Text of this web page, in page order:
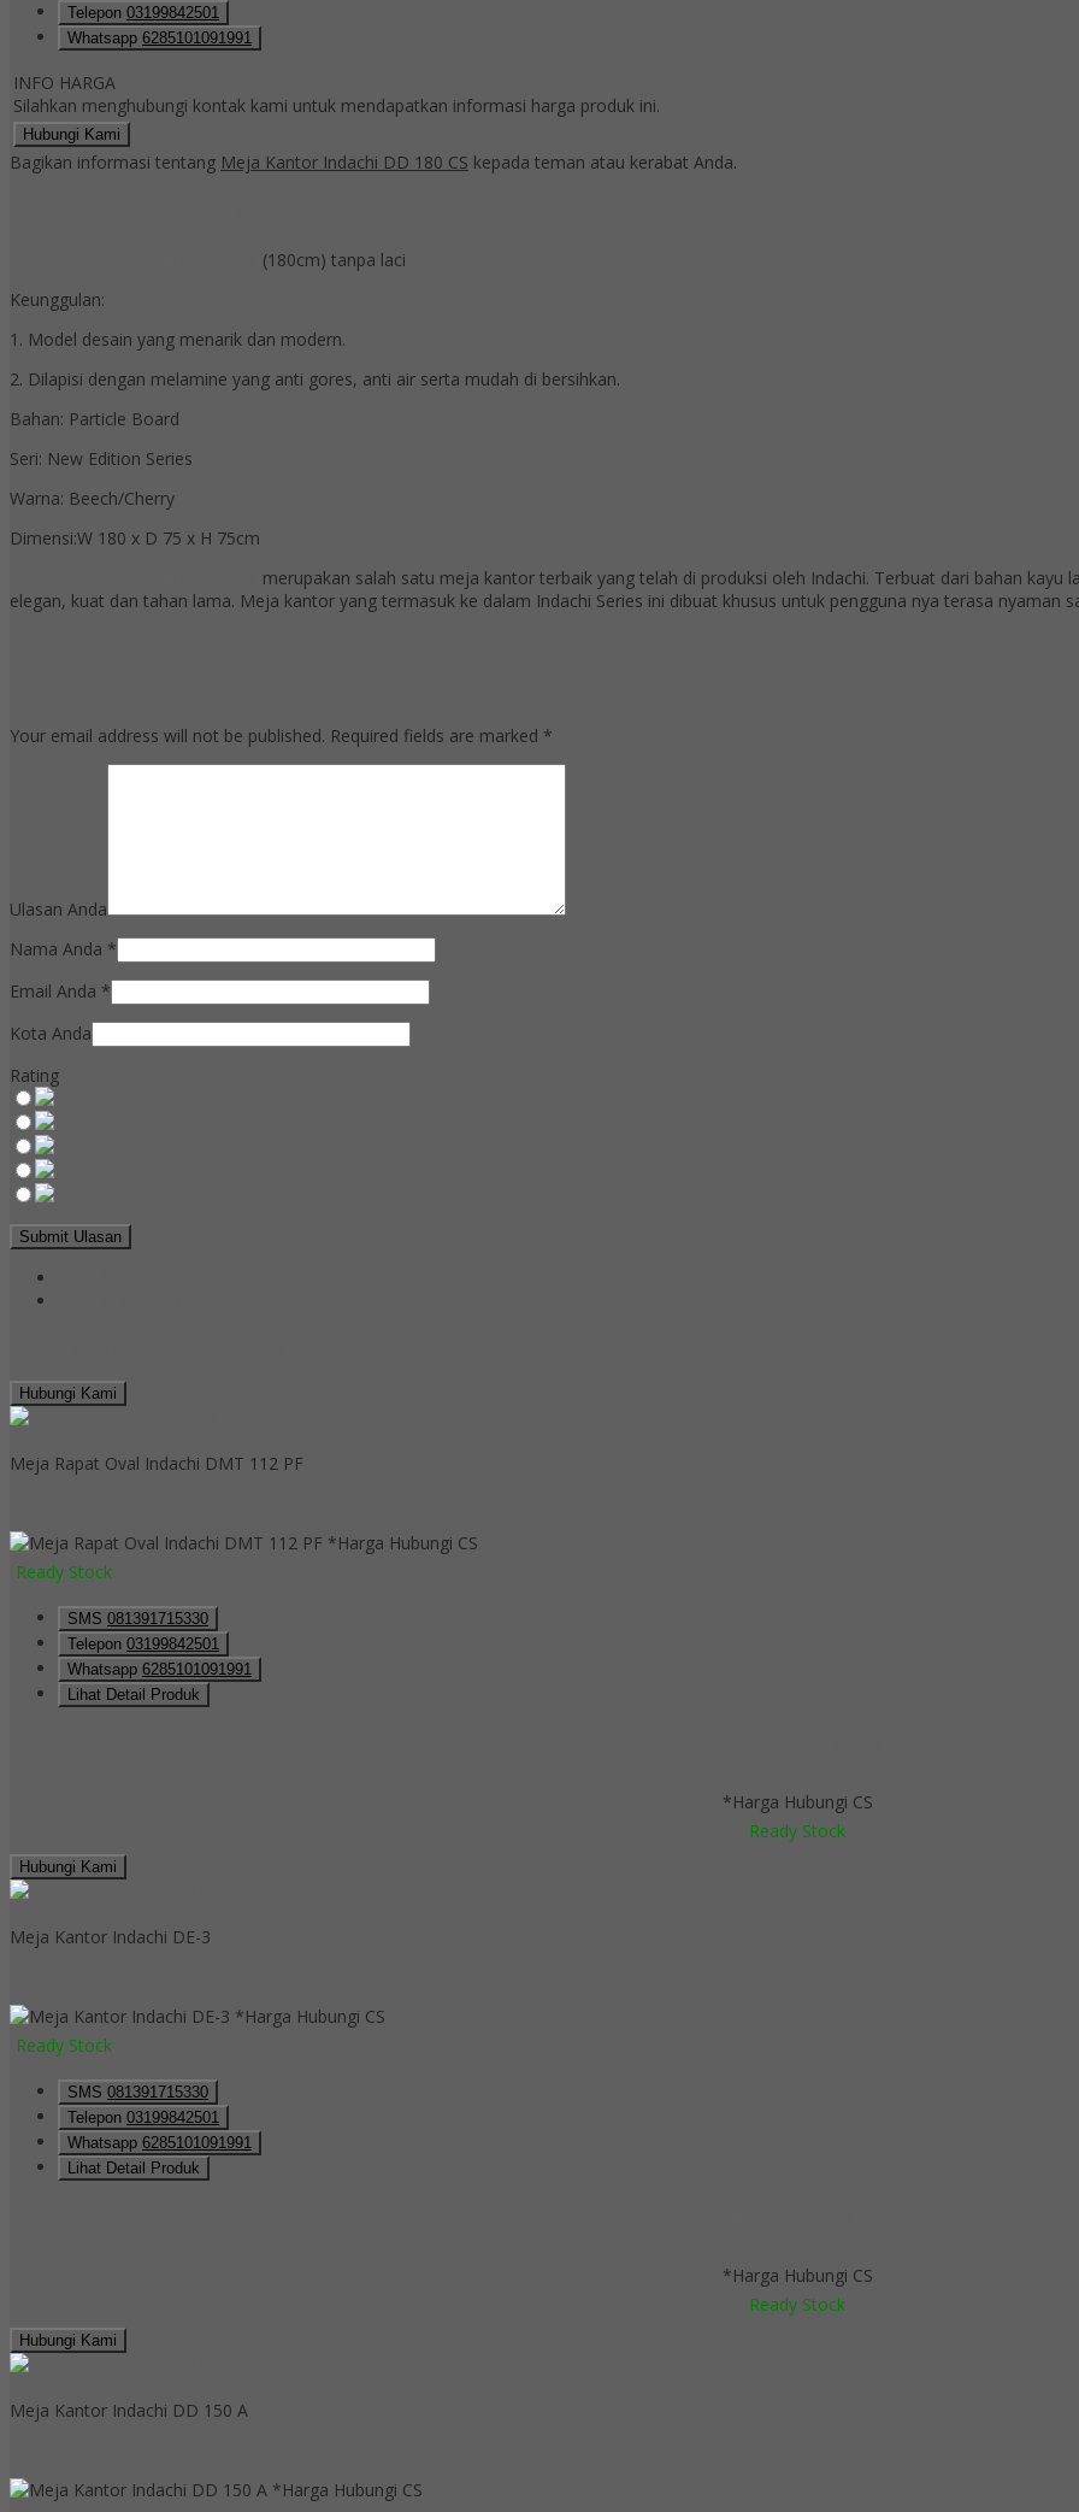
Telepon 03199842501
Whatsapp 6285101091991
INFO HARGA
Silahkan menghubungi kontak kami untuk mendapatkan informasi harga produk ini.
Hubungi Kami
Bagikan informasi tentang Meja Kantor Indachi DD 180 CS kepada teman atau kerabat Anda.
(180cm) tanpa laci
Keunggulan:
1. Model desain yang menarik dan modern.
2. Dilapisi dengan melamine yang anti gores, anti air serta mudah di bersihkan.
Bahan: Particle Board
Seri: New Edition Series
Warna: Beech/Cherry
Dimensi:W 180 x D 75 x H 75cm
merupakan salah satu meja kantor terbaik yang telah di produksi oleh Indachi. Terbuat dari bahan
elegan, kuat dan tahan lama. Meja kantor yang termasuk ke dalam Indachi Series ini dibuat khusus untuk pengguna nya terasa nyaman
Your email address will not be published. Required fields are marked *
Ulasan Anda
Nama Anda *
Email Anda *
Kota Anda
Rating
Hubungi Kami
Meja Rapat Oval Indachi DMT 112 PF
*Harga Hubungi CS
Ready Stock
SMS 081391715330
Telepon 03199842501
Whatsapp 6285101091991
Lihat Detail Produk
*Harga Hubungi CS
Ready Stock
Hubungi Kami
Meja Kantor Indachi DE-3
*Harga Hubungi CS
Ready Stock
SMS 081391715330
Telepon 03199842501
Whatsapp 6285101091991
Lihat Detail Produk
*Harga Hubungi CS
Ready Stock
Hubungi Kami
Meja Kantor Indachi DD 150 A
*Harga Hubungi CS